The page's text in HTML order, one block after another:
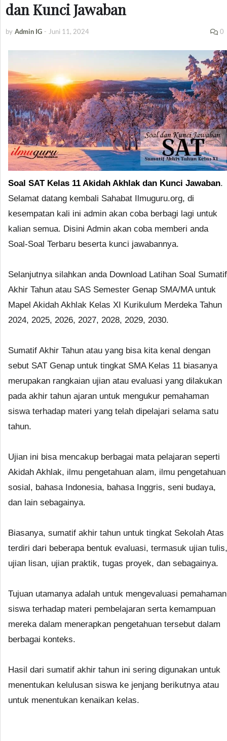
dan Kunci Jawaban
by Admin IG - Juni 11, 2024 0
Soal SAT Kelas 11 Akidah Akhlak dan Kunci Jawaban.
Selamat datang kembali Sahabat Ilmuguru.org, di
kesempatan kali ini admin akan coba berbagi lagi untuk
kalian semua. Disini Admin akan coba memberi anda
Soal-Soal Terbaru beserta kunci jawabannya.
Selanjutnya silahkan anda Download Latihan Soal Sumatif
Akhir Tahun atau SAS Semester Genap SMA/MA untuk
Mapel Akidah Akhlak Kelas XI Kurikulum Merdeka Tahun
2024, 2025, 2026, 2027, 2028, 2029, 2030.
Sumatif Akhir Tahun atau yang bisa kita kenal dengan
sebut SAT Genap untuk tingkat SMA Kelas 11 biasanya
merupakan rangkaian ujian atau evaluasi yang dilakukan
pada akhir tahun ajaran untuk mengukur pemahaman
siswa terhadap materi yang telah dipelajari selama satu
tahun.
Ujian ini bisa mencakup berbagai mata pelajaran seperti
Akidah Akhlak, ilmu pengetahuan alam, ilmu pengetahuan
sosial, bahasa Indonesia, bahasa Inggris, seni budaya,
dan lain sebagainya.
Biasanya, sumatif akhir tahun untuk tingkat Sekolah Atas
terdiri dari beberapa bentuk evaluasi, termasuk ujian tulis,
ujian lisan, ujian praktik, tugas proyek, dan sebagainya.
Tujuan utamanya adalah untuk mengevaluasi pemahaman
siswa terhadap materi pembelajaran serta kemampuan
mereka dalam menerapkan pengetahuan tersebut dalam
berbagai konteks.
Hasil dari sumatif akhir tahun ini sering digunakan untuk
menentukan kelulusan siswa ke jenjang berikutnya atau
untuk menentukan kenaikan kelas.